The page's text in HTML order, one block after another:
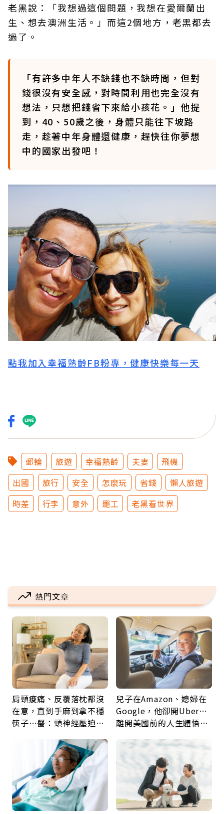
老黑說：「我想過這個問題，我想在愛爾蘭出
生、想去澳洲生活。」而這2個地方，老黑都去
過了。
「有許多中年人不缺錢也不缺時間，但對
錢很沒有安全感，對時間利用也完全沒有
想法，只想把錢省下來給小孩花。」他提
到，40、50歲之後，身體只能往下坡路
走，趁著中年身體還健康，趕快往你夢想
中的國家出發吧！
點我加入幸福熟齡FB粉專，健康快樂每一天
郵輪 旅遊 幸福熟齡 夫妻
飛機
出國
旅行 安全 怎麼玩 省錢
懶人旅遊
時差
行李 意外 罷工 老黑看世界
熱門文章
肩頸痠痛、反覆落枕都沒
在意，直到手麻到拿不穩
筷子…醫：頸神經壓迫上
兒子在Amazon、媳婦在
Google，他卻開Uber…
離開美國前的人生體悟：